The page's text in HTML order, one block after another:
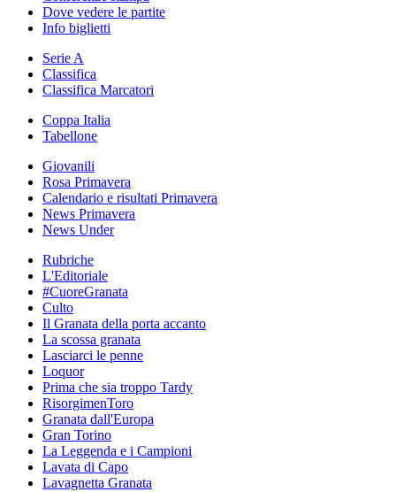
Dove vedere le partite
Info biglietti
Serie A
Classifica
Classifica Marcatori
Coppa Italia
Tabellone
Giovanili
Rosa Primavera
Calendario e risultati Primavera
News Primavera
News Under
Rubriche
L'Editoriale
#CuoreGranata
Culto
Il Granata della porta accanto
La scossa granata
Lasciarci le penne
Loquor
Prima che sia troppo Tardy
RisorgimenToro
Granata dall'Europa
Gran Torino
La Leggenda e i Campioni
Lavata di Capo
Lavagnetta Granata